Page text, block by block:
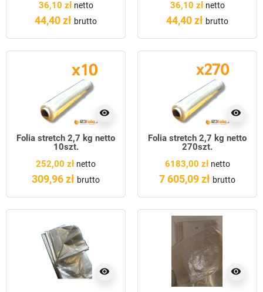
36,10 złnetto
44,40 zł brutto
36,10 złnetto
44,40 zł brutto
visibility
Folia stretch 2,7 kg netto
10szt.
252,00 zł netto
309,96 zł brutto
visibility
Folia stretch 2,7 kg netto
270szt.
6183,00 złnetto
7 605,09 zł brutto
visibility visibility